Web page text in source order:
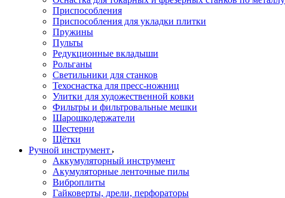
Приспособления
Приспособления для укладки плитки
Пружины
Пульты
Редукционные вкладыши
Рольганы
Светильники для станков
Техоснастка для пресс-ножниц
Улитки для художественной ковки
Фильтры и фильтровальные мешки
Шарошкодержатели
Шестерни
Щётки
Ручной инструмент
Аккумуляторный инструмент
Акумуляторные ленточные пилы
Виброплиты
Гайковерты, дрели, перфораторы